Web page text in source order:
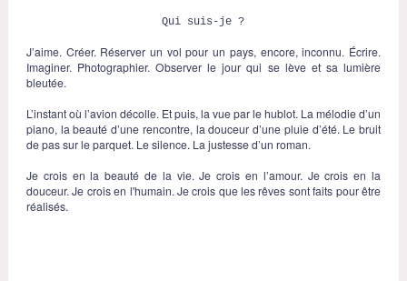
Qui suis-je ?
J’aime. Créer. Réserver un vol pour un pays, encore, inconnu. Écrire.
Imaginer. Photographier. Observer le jour qui se lève et sa lumière
bleutée.
L’instant où l’avion décolle. Et puis, la vue par le hublot. La mélodie d’un
piano, la beauté d’une rencontre, la douceur d’une pluie d’été. Le bruit
de pas sur le parquet. Le silence. La justesse d’un roman.
Je crois en la beauté de la vie. Je crois en l’amour. Je crois en la
douceur. Je crois en l'humain. Je crois que les rêves sont faits pour être
réalisés.